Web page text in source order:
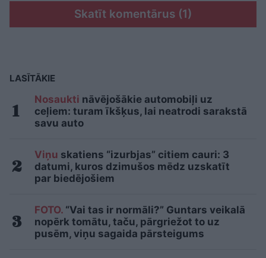
Skatīt komentārus (1)
LASĪTĀKIE
Nosaukti nāvējošākie automobiļi uz
ceļiem: turam īkšķus, lai neatrodi sarakstā
savu auto
Viņu skatiens “izurbjas” citiem cauri: 3
datumi, kuros dzimušos mēdz uzskatīt
par biedējošiem
FOTO. “Vai tas ir normāli?” Guntars veikalā
nopērk tomātu, taču, pārgriežot to uz
pusēm, viņu sagaida pārsteigums